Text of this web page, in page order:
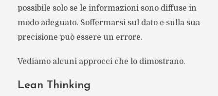
possibile solo se le informazioni sono diffuse in
modo adeguato. Soffermarsi sul dato e sulla sua
precisione può essere un errore.
Vediamo alcuni approcci che lo dimostrano.
Lean Thinking